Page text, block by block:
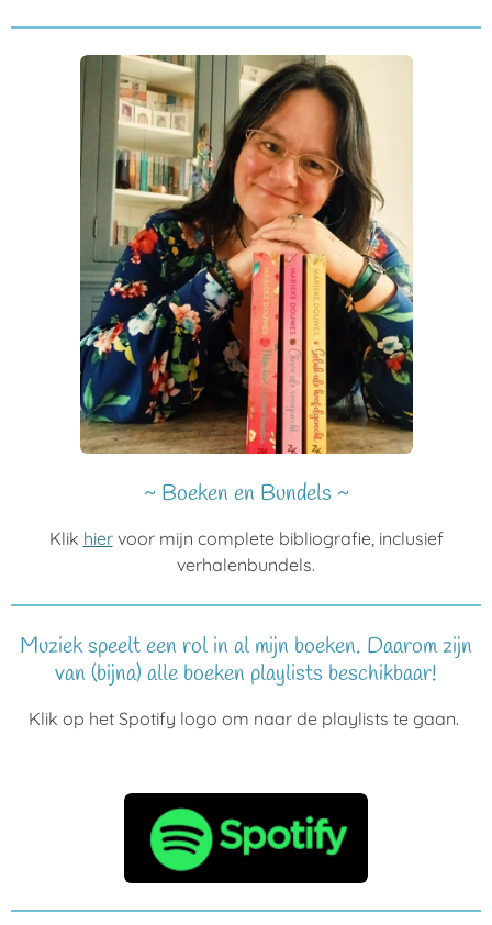
~ Boeken en Bundels ~
Klik hiervoor mijn complete bibliografie, inclusief
verhalenbundels.
Muziek speelt een rol in al mijn boeken. Daarom zijn
van (bijna) alle boeken playlists beschikbaar!
Klik op het Spotify logo om naar de playlists te gaan.